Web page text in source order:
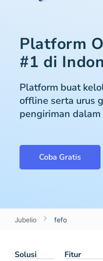
Platform
#1 di
Platform buat
offline serta urus
pengiriman
Coba Gratis
Jubelio fefo
Solusi Fitur